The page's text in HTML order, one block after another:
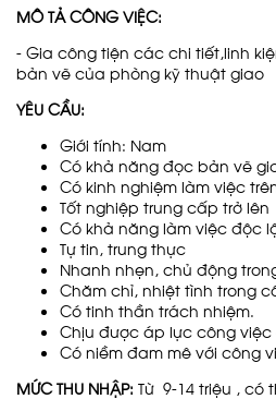
MÔ TẢ CÔNG VIỆC:
- Gia công tiện các chi tiết,linh
bản vẽ của phòng kỹ thuật giao
YÊU CẦU:
Giới tính: Nam
Có khả năng đọc bản vẽ
Có kinh nghiệm làm việc
Tốt nghiệp trung cấp trở lên
Có khả năng làm việc độc
Tự tin, trung thực
Nhanh nhẹn, chủ động
Chăm chỉ, nhiệt tình trong
Có tinh thần trách nhiệm.
Chịu được áp lực công việc
Có niềm đam mê với công
MỨC THU NHẬP: Từ 9-14 triệu , có